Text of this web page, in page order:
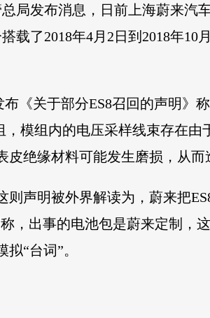
局发布消息，日前上海蔚来汽
载了2018年4月2日到2018年
《关于部分ES8召回的声明》
，模组内的电压采样线束存在
绝缘材料可能发生磨损，从而
则声明被外界解读为，蔚来把
，出事的电池包是蔚来定制
“台词”。